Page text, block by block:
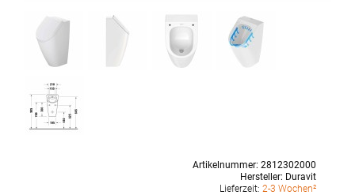
Artikelnummer: 2812302000
Hersteller: Duravit
Lieferzeit: 2-3 Wochen²